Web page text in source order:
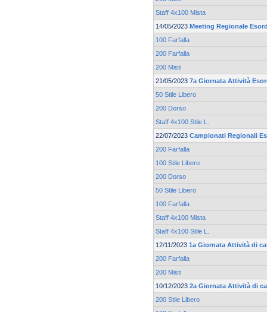
Staff 4x100 Mista
14/05/2023 Meeting Regionale
100 Farfalla
200 Farfalla
200 Misti
21/05/2023 7a Giornata Attività
50 Stile Libero
200 Dorso
Staff 4x100 Stile L.
22/07/2023 Campionati Regionali
200 Farfalla
100 Stile Libero
200 Dorso
50 Stile Libero
100 Farfalla
Staff 4x100 Mista
Staff 4x100 Stile L.
12/11/2023 1a Giornata Attività di
200 Farfalla
200 Misti
10/12/2023 2a Giornata Attività di
200 Stile Libero